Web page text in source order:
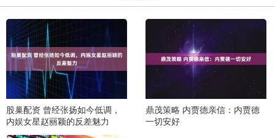
股巢配资 曾经张扬如今低调，
内娱女星赵丽颖的反差魅力
鼎茂策略 内贾德亲信：内贾德
一切安好